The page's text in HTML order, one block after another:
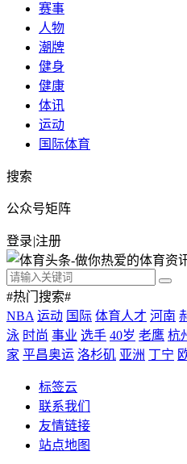
赛事
人物
潮牌
健身
健康
体讯
运动
国际体育
搜索
公众号矩阵
登录|注册
#热门搜索#
NBA 运动 国际 体育人才 河南
泳 时尚 事业 选手 40岁 老鹰 杭
家 平昌奥运 洛杉矶 亚洲 丁宁
标签云
联系我们
友情链接
站点地图